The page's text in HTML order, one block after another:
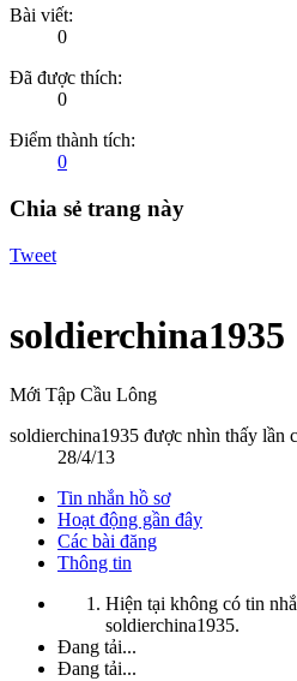
Bài viết:
0
Đã được thích:
0
Điểm thành tích:
0
Chia sẻ trang này
Tweet
soldierchina1935
Mới Tập Cầu Lông
soldierchina1935 được nhìn thấy lần
28/4/13
Tin nhắn hồ sơ
Hoạt động gần đây
Các bài đăng
Thông tin
Hiện tại không có tin
soldierchina1935.
Đang tải...
Đang tải...